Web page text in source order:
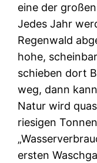
eine der
Jedes Jahr
Regenwald
hohe,
schieben dort
weg, dann
Natur wird
riesigen
ersten